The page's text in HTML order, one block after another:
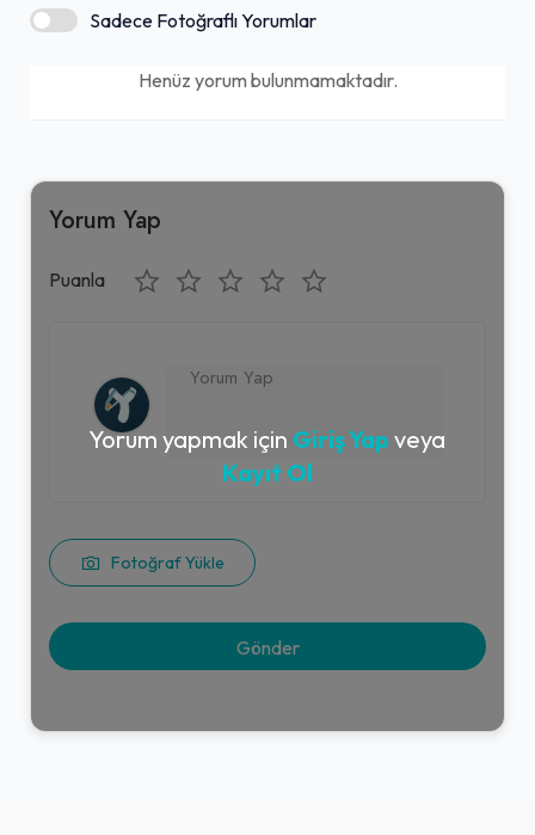
Sadece Fotoğraflı Yorumlar
Henüz yorum bulunmamaktadır.
Yorum Yap
Puanla
Fotoğraf Yükle
Yorum yapmak için Giriş Yap veya
Kayıt Ol